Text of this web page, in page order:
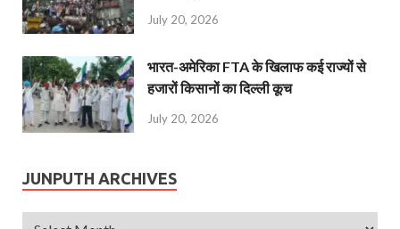
July 20, 2026
भारत-अमेरिका FTA के खिलाफ कई राज्यों से
हजारों किसानों का दिल्ली कूच
July 20, 2026
JUNPUTH ARCHIVES